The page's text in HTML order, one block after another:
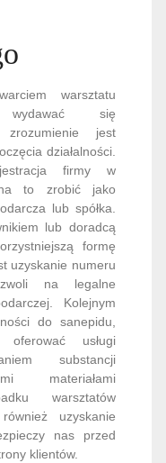
warsztatu
wydawać się
jest
działalności.
firmy w
to zrobić jako
lub spółka.
lub doradcą
formę
uzyskanie numeru
na legalne
Kolejnym
do sanepidu,
usługi
substancji
materiałami
warsztatów
uzyskanie
nas przed
klientów.